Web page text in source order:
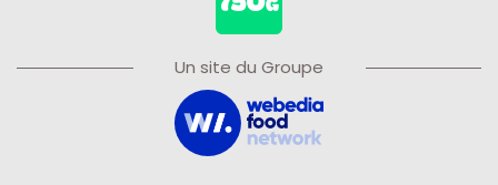
Un site du Groupe